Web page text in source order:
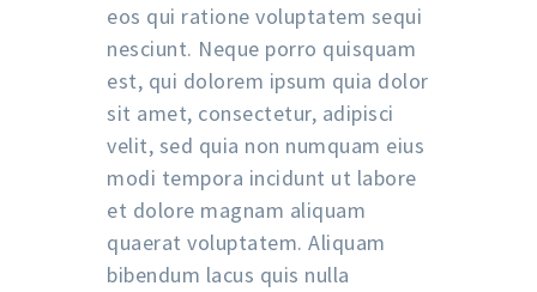
eos qui ratione voluptatem sequi
nesciunt. Neque porro quisquam
est, qui dolorem ipsum quia dolor
sit amet, consectetur, adipisci
velit, sed quia non numquam eius
modi tempora incidunt ut labore
et dolore magnam aliquam
quaerat voluptatem. Aliquam
bibendum lacus quis nulla